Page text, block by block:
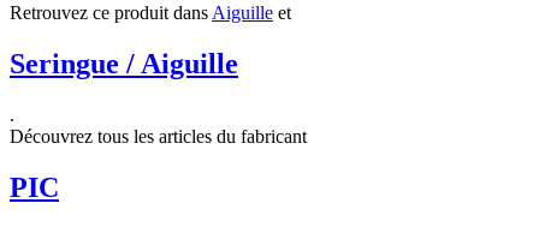
Retrouvez ce produit dansAiguille et
Seringue / Aiguille
.
Découvrez tous les articles du fabricant
PIC